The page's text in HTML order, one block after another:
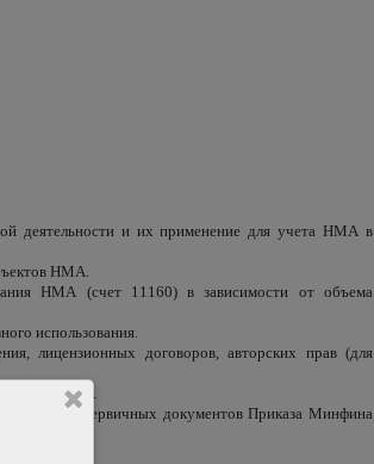
деятельности и их применение для учета НМА в
НМА.
НМА (счет 11160) в зависимости от объема
использования.
лицензионных договоров, авторских прав (для
учета.
первичных документов Приказа Минфина